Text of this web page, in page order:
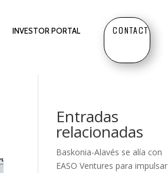
INVESTOR PORTAL CONTACT
Entradas
relacionadas
Baskonia-Alavés se alía con
EASO Ventures para impulsar